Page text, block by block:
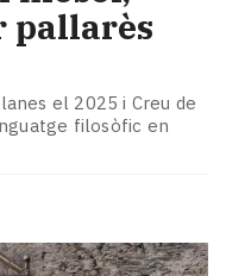
pallarès
el 2025 i Creu de
filosòfic en